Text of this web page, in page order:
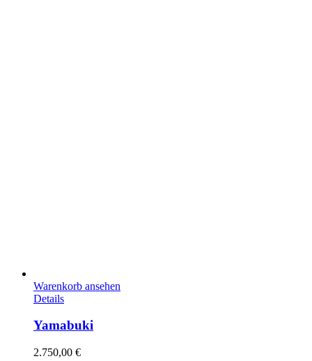
Warenkorb ansehen
Details
Yamabuki
2.750,00 €